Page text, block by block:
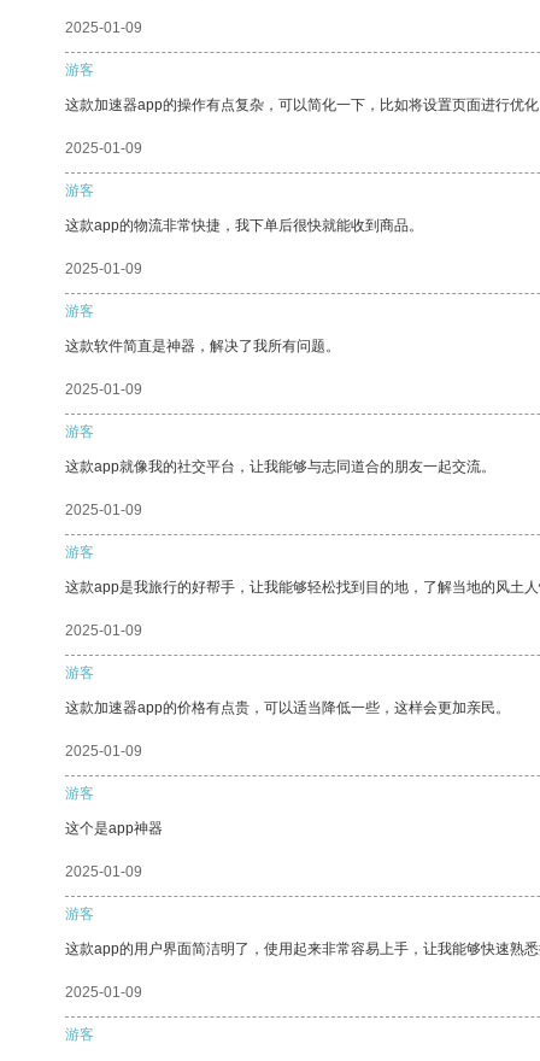
2025-01-09
游客
这款加速器app的操作有点复杂，可以简化一下，比如将设置页面进行优
2025-01-09
游客
这款app的物流非常快捷，我下单后很快就能收到商品。
2025-01-09
游客
这款软件简直是神器，解决了我所有问题。
2025-01-09
游客
这款app就像我的社交平台，让我能够与志同道合的朋友一起交流。
2025-01-09
游客
这款app是我旅行的好帮手，让我能够轻松找到目的地，了解当地的风土
2025-01-09
游客
这款加速器app的价格有点贵，可以适当降低一些，这样会更加亲民。
2025-01-09
游客
这个是app神器
2025-01-09
游客
这款app的用户界面简洁明了，使用起来非常容易上手，让我能够快速熟
2025-01-09
游客